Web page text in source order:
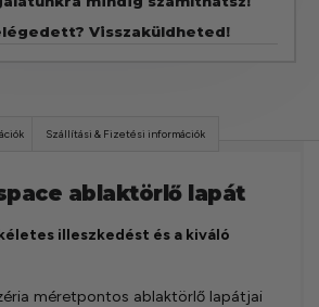
Visszaküldheted!
Szállítási & Fizetési információk
ablaktörlő lapát
illeszkedést és a kiváló
méretpontos ablaktörlő lapátjai